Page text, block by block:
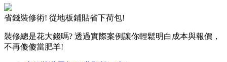
省錢裝修術! 從地板鋪貼省下荷包!
裝修總是花大錢嗎? 透過實際案例讓你輕鬆明白成本與報價，
不再傻傻當肥羊!